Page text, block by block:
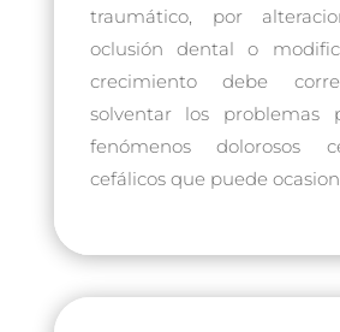
traumático, por
oclusión dental o
crecimiento debe
solventar los problemas
fenómenos dolorosos
cefálicos que puede